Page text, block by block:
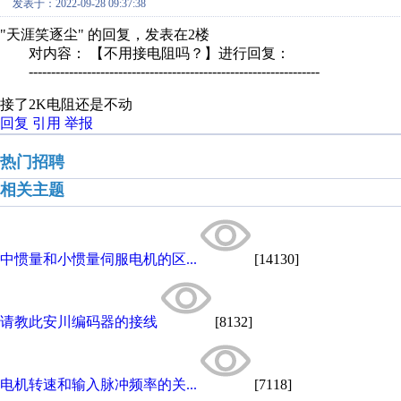
发表于：2022-09-28 09:37:38
"天涯笑逐尘" 的回复，发表在2楼
对内容： 【不用接电阻吗？】进行回复：
-----------------------------------------------------------------
接了2K电阻还是不动
回复 引用 举报
热门招聘
相关主题
中惯量和小惯量伺服电机的区... [14130]
请教此安川编码器的接线 [8132]
电机转速和输入脉冲频率的关... [7118]